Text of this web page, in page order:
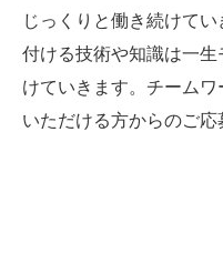
じっくりと働き続けて
付ける技術や知識は一
けていきます。チーム
いただける方からのご応